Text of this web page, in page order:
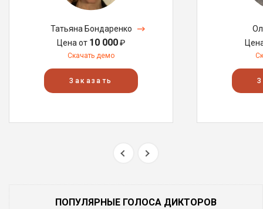
Татьяна Бондаренко
Цена от 10 000₽
Скачать демо
Заказать
ПОПУЛЯРНЫЕ ГОЛОСА ДИКТОРОВ